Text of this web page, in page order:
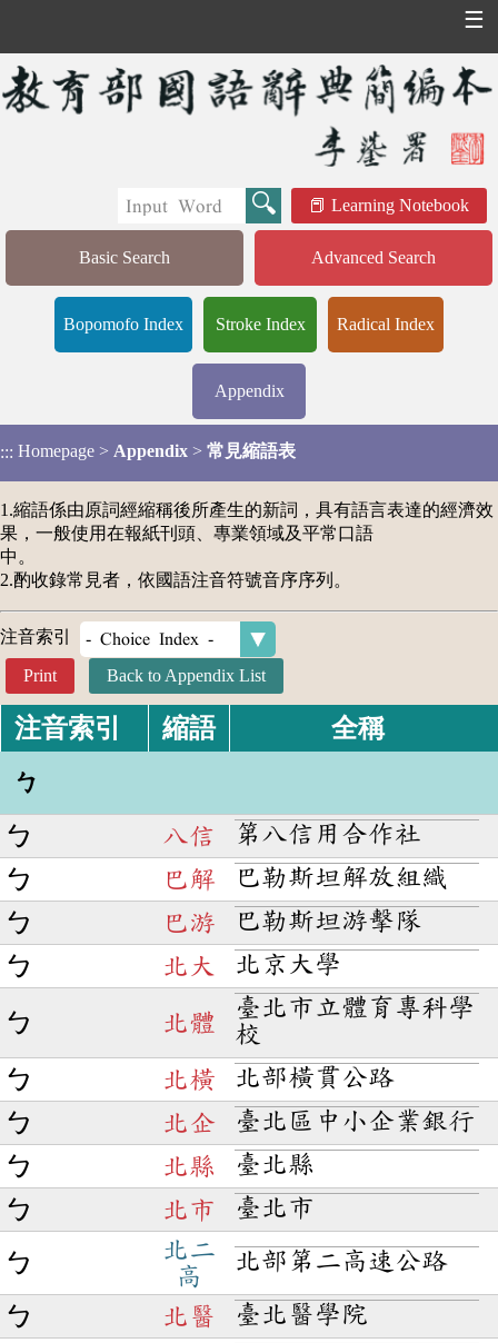
☰
Learning Notebook
Basic Search Advanced Search
Bopomofo Index Stroke Index Radical Index
Appendix
::: Homepage > Appendix > 常見縮語表
1.縮語係由原詞經縮稱後所產生的新詞，具有語言表達的經濟效
果，一般使用在報紙刊頭、專業領域及平常口語
中。
2.酌收錄常見者，依國語注音符號音序序列。
注音索引
Print Back to Appendix List
注音索引 縮語
全稱
ㄅ
ㄅ 八信
第八信用合作社
ㄅ
巴解
巴勒斯坦解放組織
ㄅ
巴游
巴勒斯坦游擊隊
ㄅ
北大 北京大學
ㄅ 北體
臺北市立體育專科學
校
ㄅ
北橫
北部橫貫公路
ㄅ
北企
臺北區中小企業銀行
ㄅ
北縣
臺北縣
ㄅ
北市 臺北市
ㄅ
北二
高
北部第二高速公路
ㄅ 北醫
臺北醫學院